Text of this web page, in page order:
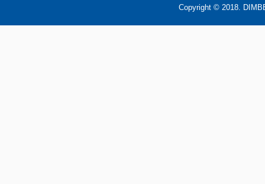
Copyright © 2018.